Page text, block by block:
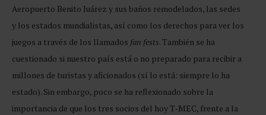
Aeropuerto Benito Juárez y sus baños remodelados, las sedes
y los estados mundialistas, así como los derechos para ver los
juegos a través de los llamados fan fests. También se ha
cuestionado si nuestro país está o no preparado para recibir a
millones de turistas y aficionados (sí lo está: siempre lo ha
estado). Sin embargo, poco se ha reflexionado sobre la
importancia de que los tres socios del hoy T‑MEC, frente a la